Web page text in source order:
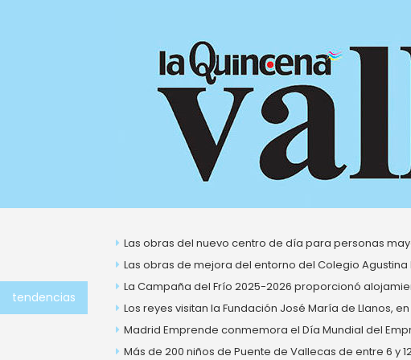
tendencias
Las obras del nuevo centro de día para personas
Las obras de mejora del entorno del Colegio
La Campaña del Frío 2025-2026 proporcionó
Los reyes visitan la Fundación José María de Llanos,
Madrid Emprende conmemora el Día Mundial del
Más de 200 niños de Puente de Vallecas de entre 6 y